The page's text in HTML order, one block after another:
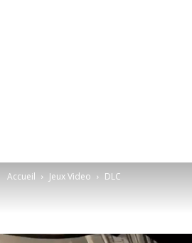
Accueil Jeux Video DLC